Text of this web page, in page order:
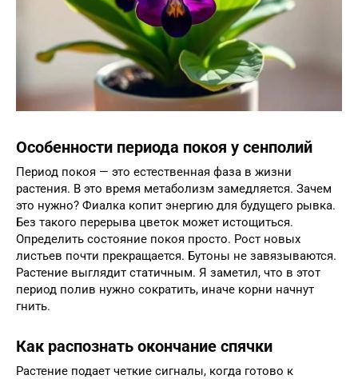
Особенности периода покоя у сенполий
Период покоя — это естественная фаза в жизни
растения. В это время метаболизм замедляется. Зачем
это нужно? Фиалка копит энергию для будущего рывка.
Без такого перерыва цветок может истощиться.
Определить состояние покоя просто. Рост новых
листьев почти прекращается. Бутоны не завязываются.
Растение выглядит статичным. Я заметил, что в этот
период полив нужно сократить, иначе корни начнут
гнить.
Как распознать окончание спячки
Растение подает четкие сигналы, когда готово к